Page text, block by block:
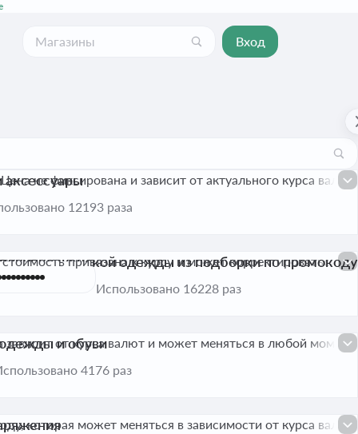
Вход
аксессуары
не фиксирована и зависит от актуального курса валют.
12193 раза
женской одежды из подборки по промокоду
привязана к курсу и может корректироваться.
Использовано 16228 раз
и обуви
от курса валют и может меняться в любой момент.
4176 раз
которая может меняться в зависимости от курса валют.